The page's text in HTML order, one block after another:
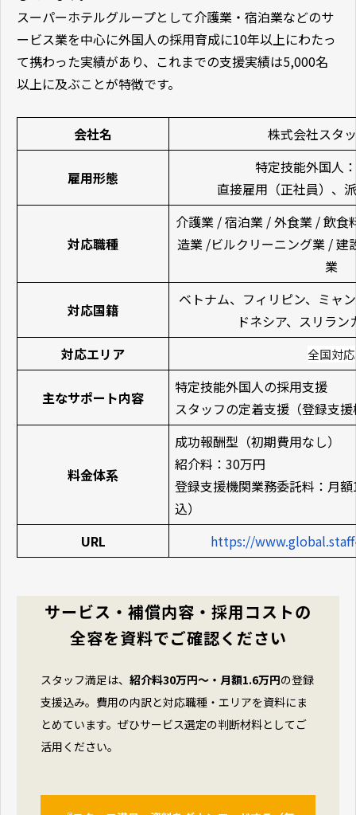
スーパーホテルグループとして介護業・宿泊業などのサ
ービス業を中心に外国人の採用育成に10年以上にわたっ
て携わった実績があり、これまでの支援実績は5,000名
以上に及ぶことが特徴です。
会社名 株式会社スタ
雇用形態
特定技能外国人
直接雇用（正社員）、
対応職種
介護業 / 宿泊業 / 外食業 / 飲食
造業 /ビルクリーニング業 / 建
業
対応国籍
ベトナム、フィリピン、ミャ
ドネシア、スリラ
対応エリア
全国対応
主なサポート内容
特定技能外国人の採用支援
スタッフの定着支援（登録支
料金体系
成功報酬型（初期費用なし）
紹介料：30万円
登録支援機関業務委託料：月
込）
URL
https://
サービス・補償内容・採用コストの
全容を資料でご確認ください
スタッフ満足は、 紹介料30万円〜・月額1.6万円の登録
支援込み。費用の内訳と対応職種・エリアを資料にま
とめています。ぜひサービス選定の判断材料としてご
活用ください。